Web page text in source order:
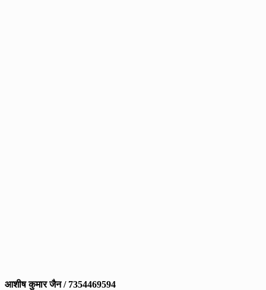
आशीष कुमार जैन / 7354469594